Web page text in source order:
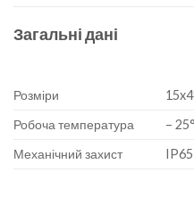
Загальні дані
Розміри
Робоча температура
–
Механічний захист
IP65